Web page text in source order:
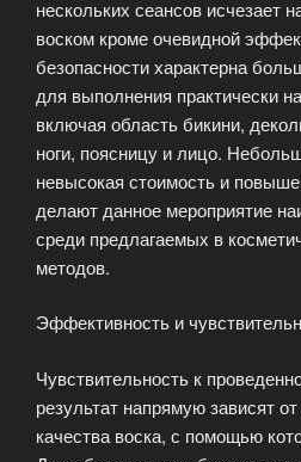
нескольких сеансов исчезает
воском кроме очевидной
безопасности характерна
для выполнения практически
включая область бикини,
ноги, поясницу и лицо.
невысокая стоимость и
делают данное мероприятие
среди предлагаемых в
методов.
Эффективность и
Чувствительность к
результат напрямую зависят
качества воска, с помощью